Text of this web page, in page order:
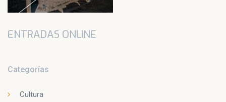
ENTRADAS ONLINE
Categorías
Cultura